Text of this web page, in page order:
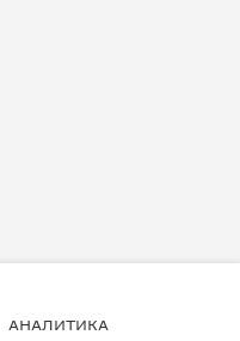
АНАЛИТИКА